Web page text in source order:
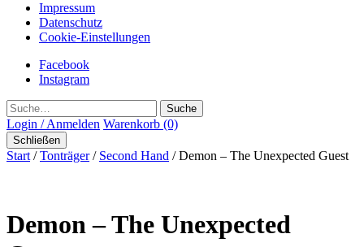
Impressum
Datenschutz
Cookie-Einstellungen
Facebook
Instagram
Suche
Login / Anmelden Warenkorb (0)
Schließen
Start /Tonträger/ Second Hand / Demon – The Unexpected Guest
Demon – The Unexpected